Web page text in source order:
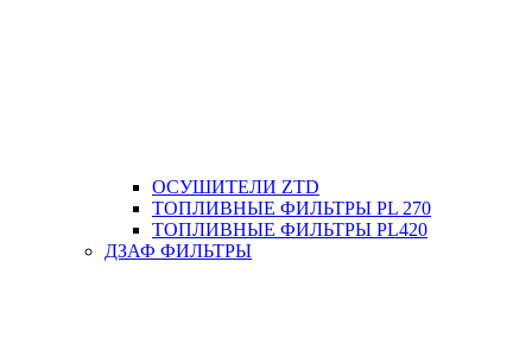
ОСУШИТЕЛИ ZTD
ТОПЛИВНЫЕ ФИЛЬТРЫ PL 270
ТОПЛИВНЫЕ ФИЛЬТРЫ PL420
ДЗАФ ФИЛЬТРЫ